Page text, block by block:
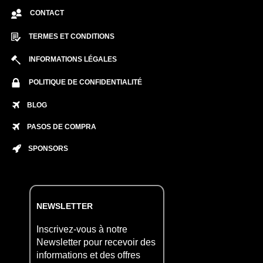
CONTACT
TERMES ET CONDITIONS
INFORMATIONS LÉGALES
POLITIQUE DE CONFIDENTIALITÉ
BLOG
PASOS DE COMPRA
SPONSORS
NEWSLETTER
Inscrivez-vous à notre
Newsletter pour recevoir des
informations et des offres